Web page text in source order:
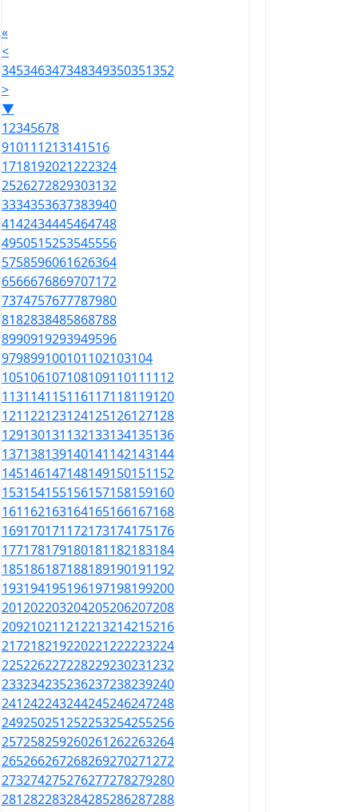
«
<
345346347348349350351352
>
▼
12345678
910111213141516
1718192021222324
2526272829303132
3334353637383940
4142434445464748
4950515253545556
5758596061626364
6566676869707172
7374757677787980
8182838485868788
8990919293949596
979899100101102103104
105106107108109110111112
113114115116117118119120
121122123124125126127128
129130131132133134135136
137138139140141142143144
145146147148149150151152
153154155156157158159160
161162163164165166167168
169170171172173174175176
177178179180181182183184
185186187188189190191192
193194195196197198199200
201202203204205206207208
209210211212213214215216
217218219220221222223224
225226227228229230231232
233234235236237238239240
241242243244245246247248
249250251252253254255256
257258259260261262263264
265266267268269270271272
273274275276277278279280
281282283284285286287288